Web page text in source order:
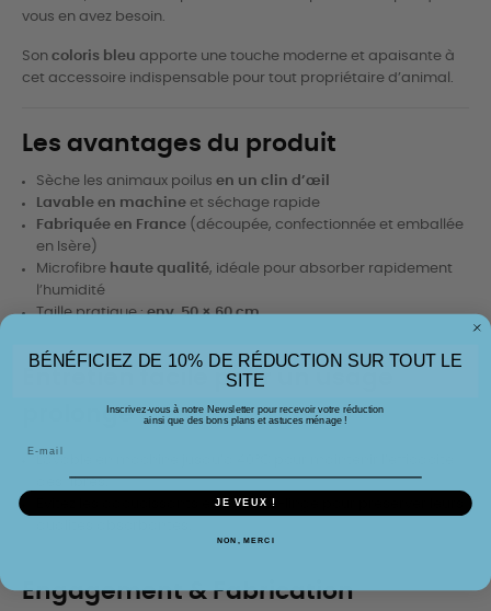
vous en avez besoin.
Son coloris bleu apporte une touche moderne et apaisante à
cet accessoire indispensable pour tout propriétaire d’animal.
Les avantages du produit
Sèche les animaux poilus en un clin d’œil
Lavable en machine et séchage rapide
Fabriquée en France (découpée, confectionnée et emballée
en Isère)
Microfibre haute qualité, idéale pour absorber rapidement
l’humidité
Taille pratique :env. 50 × 60 cm
Entretien facile pour un usage
prolongé
des fibres.
Évitez les adoucissants et le sèche-linge pour préserver leurs
Engagement & Fabrication
BÉNÉFICIEZ DE 10% DE RÉDUCTION SUR TOUT LE
SITE
Inscrivez-vous à notre Newsletter pour recevoir votre réduction
ainsi que des bons plans et astuces ménage !
JE VEUX !
NON, MERCI